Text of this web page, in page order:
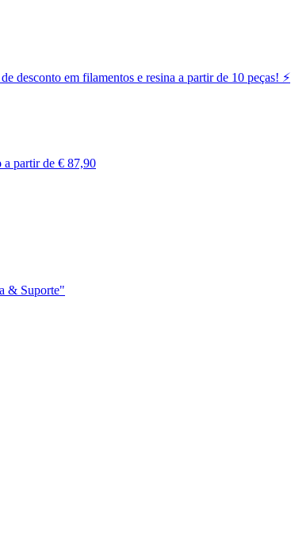
desconto em filamentos e resina a partir de 10 peças! ⚡️
a partir de € 87,90
& Suporte"